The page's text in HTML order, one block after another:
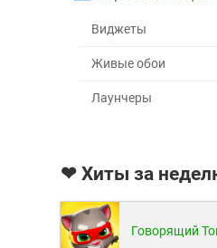
Виджеты
Живые обои
Лаунчеры
❤ Хиты за
Говорящий